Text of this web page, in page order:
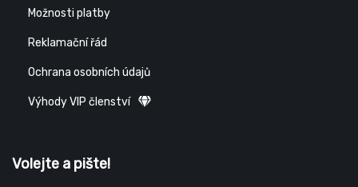
Možnosti platby
Reklamační řád
Ochrana osobních údajů
Výhody VIP členství
Volejte a pište!